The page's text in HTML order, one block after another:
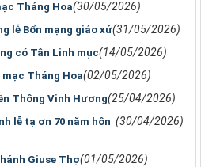
Tháng Hoa(30/05/2026)
lễ Bổn mạng giáo xứ(31/05/2026)
có Tân Linh mục(14/05/2026)
Tháng Hoa(02/05/2026)
Thông Vinh Hương(25/04/2026)
lễ tạ ơn 70 năm hôn (30/04/2026)
Giuse Thợ(01/05/2026)